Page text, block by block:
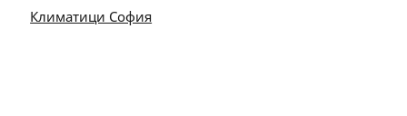
Климатици София